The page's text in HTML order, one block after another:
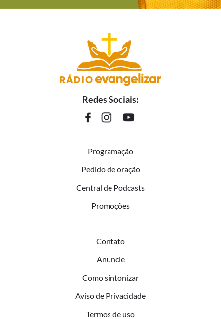
Redes Sociais:
Programação
Pedido de oração
Central de Podcasts
Promoções
Contato
Anuncie
Como sintonizar
Aviso de Privacidade
Termos de uso